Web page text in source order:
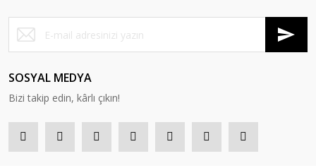
SOSYAL MEDYA
Bizi takip edin, kârlı çıkın!